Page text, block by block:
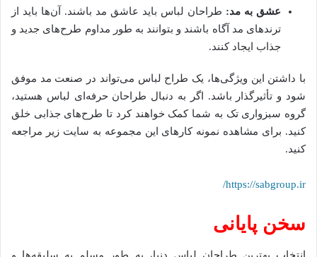
عشق به مد: طراحان لباس باید عاشق مد باشند. آن‌ها باید از
ترندهای مد آگاه باشند و بتوانند به طور مداوم طرح‌های جدید و
جذاب ایجاد کنند.
با داشتن این ویژگی‌ها، یک طراح لباس می‌تواند در صنعت مد موفق
شود و تأثیرگذار باشد. اگر به دنبال طراحان حرفه‌ای لباس هستید،
گروه سبزواری تک به شما کمک خواهند کرد تا طرح‌های جذابی خلق
کنید. برای مشاهده نمونه کارهای این مجموعه به سایت زیر مراجعه
کنید.
https://sabgroup.ir/
سخن پایانی